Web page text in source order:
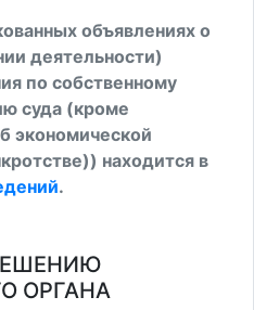
объявлениях о
деятельности)
по собственному
суда (кроме
экономической
находится в
.
ОРГАНА